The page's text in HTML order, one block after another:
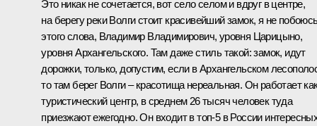
Это никак не сочетается, вот село селом и вдруг в центре,
на берегу реки Волги стоит красивейший замок, я не
этого слова, Владимир Владимирович, уровня Царицыно,
уровня Архангельского. Там даже стиль такой: замок, идут
дорожки, только, допустим, если в Архангельском
то там берег Волги – красотища нереальная. Он работает
туристический центр, в среднем 26 тысяч человек туда
приезжают ежегодно. Он входит в топ-5 в России